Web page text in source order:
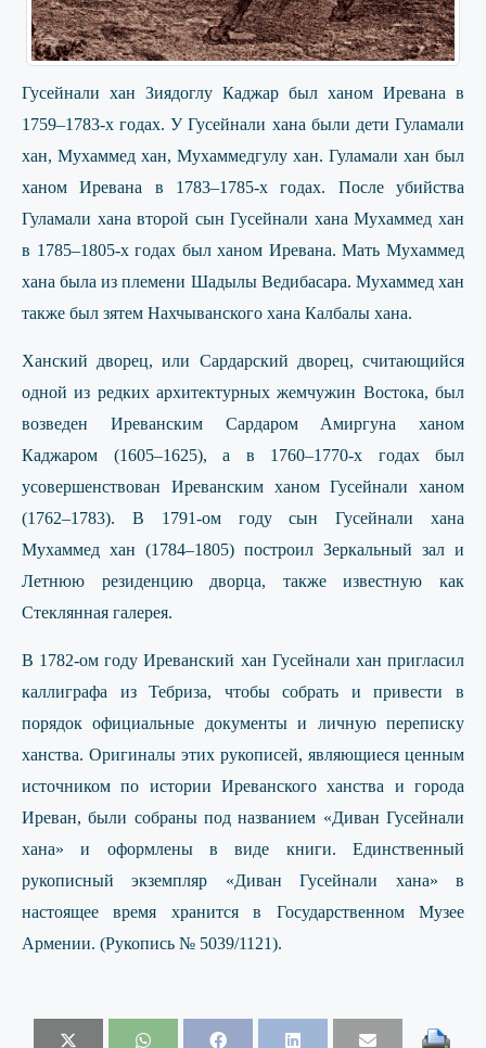
Гусейнали хан Зиядоглу Каджар был ханом Иревана в
1759–1783-х годах. У Гусейнали хана были дети Гуламали
хан, Мухаммед хан, Мухаммедгулу хан. Гуламали хан был
ханом Иревана в 1783–1785-х годах. После убийства
Гуламали хана второй сын Гусейнали хана Мухаммед хан
в 1785–1805-х годах был ханом Иревана. Мать Мухаммед
хана была из племени Шадылы Ведибасара. Мухаммед хан
также был зятем Нахчыванского хана Калбалы хана.
Ханский дворец, или Сардарский дворец, считающийся
одной из редких архитектурных жемчужин Востока, был
возведен Иреванским Сардаром Амиргуна ханом
Каджаром (1605–1625), а в 1760–1770-х годах был
усовершенствован Иреванским ханом Гусейнали ханом
(1762–1783). В 1791-ом году сын Гусейнали хана
Мухаммед хан (1784–1805) построил Зеркальный зал и
Летнюю резиденцию дворца, также известную как
Стеклянная галерея.
В 1782-ом году Иреванский хан Гусейнали хан пригласил
каллиграфа из Тебриза, чтобы собрать и привести в
порядок официальные документы и личную переписку
ханства. Оригиналы этих рукописей, являющиеся ценным
источником по истории Иреванского ханства и города
Иреван, были собраны под названием «Диван Гусейнали
хана» и оформлены в виде книги. Единственный
рукописный экземпляр «Диван Гусейнали хана» в
настоящее время хранится в Государственном Музее
Армении. (Рукопись № 5039/1121).